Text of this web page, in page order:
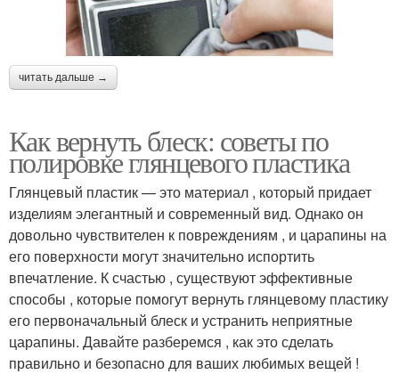
читать дальше →
Как вернуть блеск: советы по
полировке глянцевого пластика
Глянцевый пластик — это материал , который придает
изделиям элегантный и современный вид. Однако он
довольно чувствителен к повреждениям , и царапины на
его поверхности могут значительно испортить
впечатление. К счастью , существуют эффективные
способы , которые помогут вернуть глянцевому пластику
его первоначальный блеск и устранить неприятные
царапины. Давайте разберемся , как это сделать
правильно и безопасно для ваших любимых вещей !